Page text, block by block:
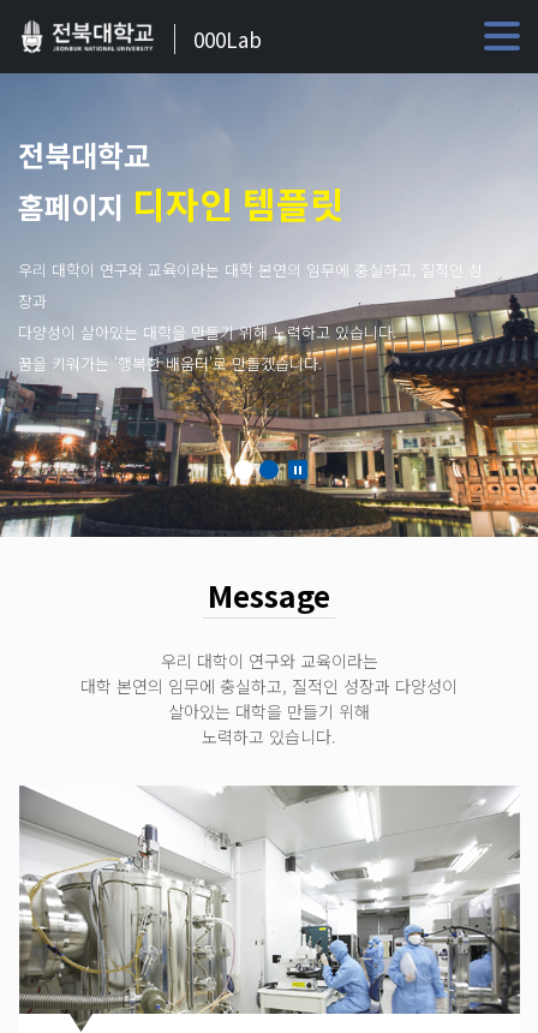
000Lab
전북대학교
홈페이지 디자인 템플릿
우리 대학이 연구와 교육이라는 대학 본연의 임무에 충실하고, 질적인 성
장과
다양성이 살아있는 대학을 만들기 위해 노력하고 있습니다.
꿈을 키워가는 '행복한 배움터'로 만들겠습니다.
Message
우리 대학이 연구와 교육이라는
대학 본연의 임무에 충실하고, 질적인 성장과 다양성이
살아있는 대학을 만들기 위해
노력하고 있습니다.